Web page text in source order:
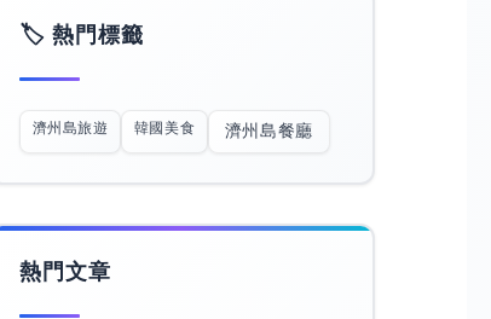
🏷️ 熱門標籤
濟州島旅遊 韓國美食 濟州島餐廳
熱門文章